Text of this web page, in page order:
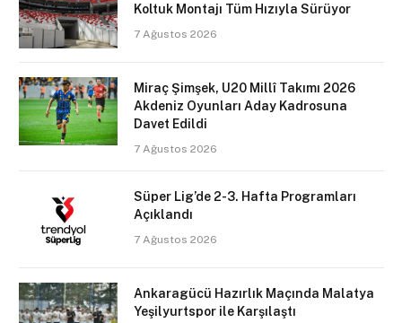
Koltuk Montajı Tüm Hızıyla Sürüyor
7 Ağustos 2026
Miraç Şimşek, U20 Millî Takımı 2026
Akdeniz Oyunları Aday Kadrosuna
Davet Edildi
7 Ağustos 2026
Süper Lig’de 2-3. Hafta Programları
Açıklandı
7 Ağustos 2026
Ankaragücü Hazırlık Maçında Malatya
Yeşilyurtspor ile Karşılaştı